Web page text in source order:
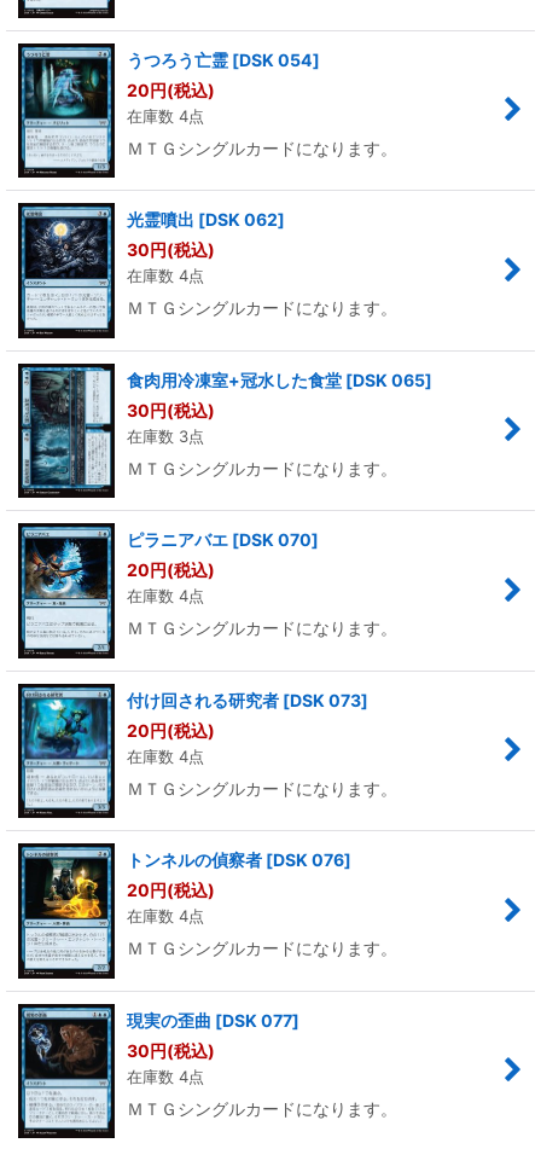
うつろう亡霊 [DSK 054]
20円(税込)
在庫数 4点
ＭＴＧシングルカードになります。
光霊噴出 [DSK 062]
30円(税込)
在庫数 4点
ＭＴＧシングルカードになります。
食肉用冷凍室+冠水した食堂 [DSK 065]
30円(税込)
在庫数 3点
ＭＴＧシングルカードになります。
ピラニアバエ [DSK 070]
20円(税込)
在庫数 4点
ＭＴＧシングルカードになります。
付け回される研究者 [DSK 073]
20円(税込)
在庫数 4点
ＭＴＧシングルカードになります。
トンネルの偵察者 [DSK 076]
20円(税込)
在庫数 4点
ＭＴＧシングルカードになります。
現実の歪曲 [DSK 077]
30円(税込)
在庫数 4点
ＭＴＧシングルカードになります。